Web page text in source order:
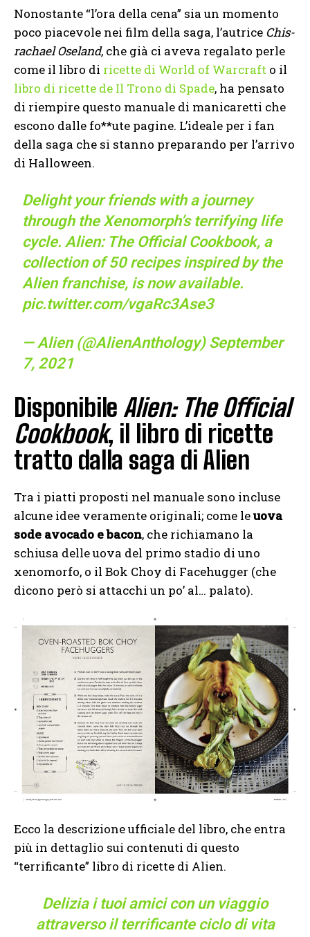
Nonostante “l’ora della cena” sia un momento
poco piacevole nei film della saga, l’autrice Chis-
rachael Oseland, che già ci aveva regalato perle
come il libro di ricette di World of Warcraft o il
libro di ricette de Il Trono di Spade, ha pensato
di riempire questo manuale di manicaretti che
escono dalle fo**ute pagine. L’ideale per i fan
della saga che si stanno preparando per l’arrivo
di Halloween.
Delight your friends with a journey
through the Xenomorph’s terrifying life
cycle. Alien: The Official Cookbook, a
collection of 50 recipes inspired by the
Alien franchise, is now available.
pic.twitter.com/vgaRc3Ase3
— Alien (@AlienAnthology) September
7, 2021
Disponibile Alien: The Official
Cookbook, il libro di ricette
tratto dalla saga di Alien
Tra i piatti proposti nel manuale sono incluse
alcune idee veramente originali; come leuova
sode avocado e bacon, che richiamano la
schiusa delle uova del primo stadio di uno
xenomorfo, o il Bok Choy di Facehugger (che
dicono però si attacchi un po’ al… palato).
Ecco la descrizione ufficiale del libro, che entra
più in dettaglio sui contenuti di questo
“terrificante” libro di ricette di Alien.
Delizia i tuoi amici con un viaggio
attraverso il terrificante ciclo di vita